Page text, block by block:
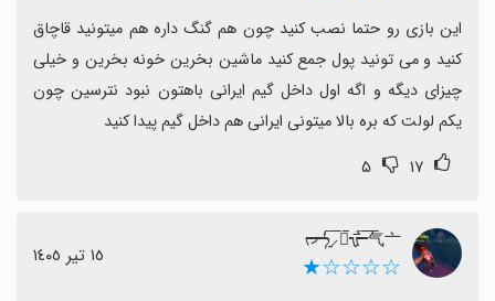
Google Play نیستند را گزارش کرده‌اند که نشان می‌دهد
occasional مشکلات فنی یا عدم هماهنگی با فروشگاه‌ها
وجود دارد.
پشتیبانی و به‌روزرسانی
یکم لولت که بره بالا میتونی ایرانی هم داخل گیم پیدا کنید
۱۷ ۵
ᡕᠵ᠊ᡃ່࡚ࠢ࠘⸝່ࠡ᠊߯ᡁࠣ࠘᠊᠊ࠢ࠘气亠
☆☆☆☆★ ١٥ تیر ١٤٠٥